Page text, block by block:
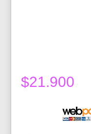
$21.900